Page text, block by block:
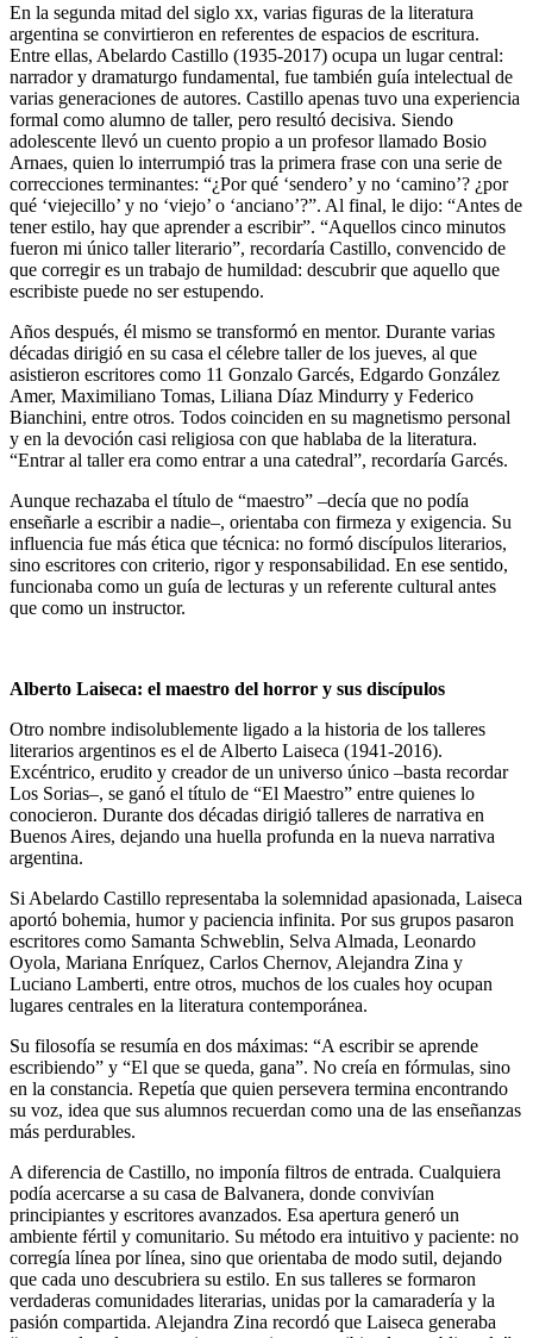
En la segunda mitad del siglo xx, varias figuras de la literatura
argentina se convirtieron en referentes de espacios de escritura.
Entre ellas, Abelardo Castillo (1935-2017) ocupa un lugar central:
narrador y dramaturgo fundamental, fue también guía intelectual de
varias generaciones de autores. Castillo apenas tuvo una experiencia
formal como alumno de taller, pero resultó decisiva. Siendo
adolescente llevó un cuento propio a un profesor llamado Bosio
Arnaes, quien lo interrumpió tras la primera frase con una serie de
correcciones terminantes: “¿Por qué ‘sendero’ y no ‘camino’? ¿por
qué ‘viejecillo’ y no ‘viejo’ o ‘anciano’?”. Al final, le dijo: “Antes de
tener estilo, hay que aprender a escribir”. “Aquellos cinco minutos
fueron mi único taller literario”, recordaría Castillo, convencido de
que corregir es un trabajo de humildad: descubrir que aquello que
escribiste puede no ser estupendo.
Años después, él mismo se transformó en mentor. Durante varias
décadas dirigió en su casa el célebre taller de los jueves, al que
asistieron escritores como 11 Gonzalo Garcés, Edgardo González
Amer, Maximiliano Tomas, Liliana Díaz Mindurry y Federico
Bianchini, entre otros. Todos coinciden en su magnetismo personal
y en la devoción casi religiosa con que hablaba de la literatura.
“Entrar al taller era como entrar a una catedral”, recordaría Garcés.
Aunque rechazaba el título de “maestro” –decía que no podía
enseñarle a escribir a nadie–, orientaba con firmeza y exigencia. Su
influencia fue más ética que técnica: no formó discípulos literarios,
sino escritores con criterio, rigor y responsabilidad. En ese sentido,
funcionaba como un guía de lecturas y un referente cultural antes
que como un instructor.
Alberto Laiseca: el maestro del horror y sus discípulos
Otro nombre indisolublemente ligado a la historia de los talleres
literarios argentinos es el de Alberto Laiseca (1941-2016).
Excéntrico, erudito y creador de un universo único –basta recordar
Los Sorias–, se ganó el título de “El Maestro” entre quienes lo
conocieron. Durante dos décadas dirigió talleres de narrativa en
Buenos Aires, dejando una huella profunda en la nueva narrativa
argentina.
Si Abelardo Castillo representaba la solemnidad apasionada, Laiseca
aportó bohemia, humor y paciencia infinita. Por sus grupos pasaron
escritores como Samanta Schweblin, Selva Almada, Leonardo
Oyola, Mariana Enríquez, Carlos Chernov, Alejandra Zina y
Luciano Lamberti, entre otros, muchos de los cuales hoy ocupan
lugares centrales en la literatura contemporánea.
Su filosofía se resumía en dos máximas: “A escribir se aprende
escribiendo” y “El que se queda, gana”. No creía en fórmulas, sino
en la constancia. Repetía que quien persevera termina encontrando
su voz, idea que sus alumnos recuerdan como una de las enseñanzas
más perdurables.
A diferencia de Castillo, no imponía filtros de entrada. Cualquiera
podía acercarse a su casa de Balvanera, donde convivían
principiantes y escritores avanzados. Esa apertura generó un
ambiente fértil y comunitario. Su método era intuitivo y paciente: no
corregía línea por línea, sino que orientaba de modo sutil, dejando
que cada uno descubriera su estilo. En sus talleres se formaron
verdaderas comunidades literarias, unidas por la camaradería y la
pasión compartida. Alejandra Zina recordó que Laiseca generaba